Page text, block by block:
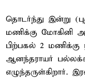
தொடர்ந்து இன்று
மணிக்கு மோகினி
பிற்பகல் 2
ஆனந்தராயர்
எழுந்தருள்கிறார்.